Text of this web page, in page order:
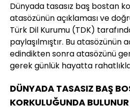
Dünyada tasasız baş bostan
atasözünün açıklaması ve
Türk Dil Kurumu (TDK)
paylaşılmıştır. Bu atasözünün
edindikten sonra atasözünü
gerek günlük hayatta
DÜNYADA TASASIZ BAŞ
KORKULUĞUNDA